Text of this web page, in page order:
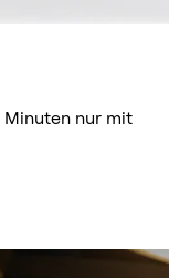
Minuten nur mit